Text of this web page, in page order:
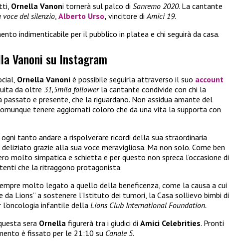
Ornella Vanoni tornerà sul palco di Sanremo 2020. La cantante
voce del silenzio Alberto Urso, vincitore di Amici 19.
indimenticabile per il pubblico in platea e chi seguirà da casa.
Vanoni su Instagram
Ornella Vanoni è possibile seguirla attraverso il suo account
da oltre 31,5mila followerla cantante condivide con chi la
e presente, che la riguardano. Non assidua amante del
tenere aggiornati coloro che da una vita la supporta con
ogni tanto andare a rispolverare ricordi della sua straordinaria
grazie alla sua voce meravigliosa. Ma non solo. Come ben
molto simpatica e schietta e per questo non spreca l’occasione di
che la ritraggono protagonista.
molto legato a quello della beneficenza, come la causa a cui
da Lions” a sostenere l’Istituto dei tumori, la Casa sollievo bimbi di
infantile della Lions Club International Foundation.
sera Ornella figurerà tra i giudici di Amici Celebrities. Pronti
è fissato per le 21:10 su Canale 5.